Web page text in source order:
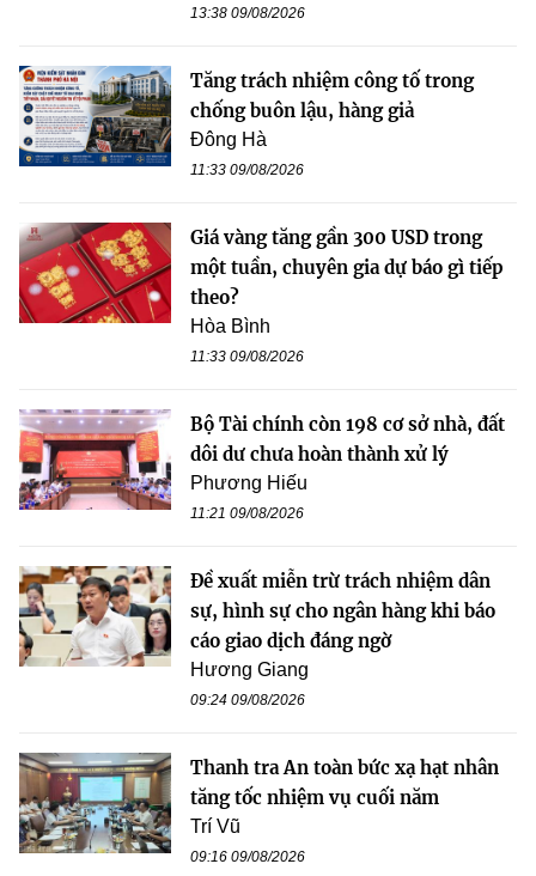
13:38 09/08/2026
Tăng trách nhiệm công tố trong
chống buôn lậu, hàng giả
Đông Hà
11:33 09/08/2026
Giá vàng tăng gần 300 USD trong
một tuần, chuyên gia dự báo gì tiếp
theo?
Hòa Bình
11:33 09/08/2026
Bộ Tài chính còn 198 cơ sở nhà, đất
dôi dư chưa hoàn thành xử lý
Phương Hiếu
11:21 09/08/2026
Đề xuất miễn trừ trách nhiệm dân
sự, hình sự cho ngân hàng khi báo
cáo giao dịch đáng ngờ
Hương Giang
09:24 09/08/2026
Thanh tra An toàn bức xạ hạt nhân
tăng tốc nhiệm vụ cuối năm
Trí Vũ
09:16 09/08/2026